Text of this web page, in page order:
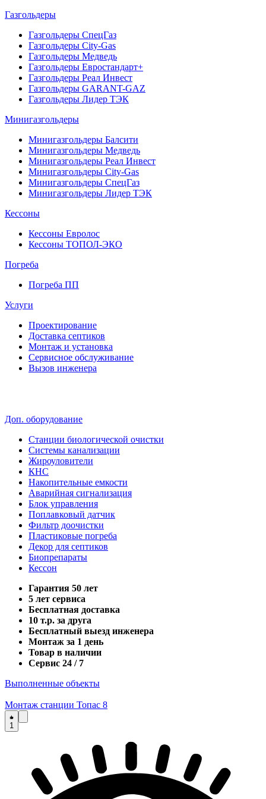
Газгольдеры
Газгольдеры СпецГаз
Газгольдеры City-Gas
Газгольдеры Медведь
Газгольдеры Евростандарт+
Газгольдеры Реал Инвест
Газгольдеры GARANT-GAZ
Газгольдеры Лидер ТЭК
Минигазгольдеры
Минигазгольдеры Балсити
Минигазгольдеры Медведь
Минигазгольдеры Реал Инвест
Минигазгольдеры City-Gas
Минигазгольдеры СпецГаз
Минигазгольдеры Лидер ТЭК
Кессоны
Кессоны Евролос
Кессоны ТОПОЛ-ЭКО
Погребa
Погреба ПП
Услуги
Проектирование
Доставка септиков
Монтаж и установка
Сервисное обслуживание
Вызов инженера
Доп. оборудование
Станции биологической очистки
Системы канализации
Жироуловители
КНС
Накопительные емкости
Аварийная сигнализация
Блок управления
Поплавковый датчик
Фильтр доочистки
Пластиковые погреба
Декор для септиков
Биопрепараты
Кессон
Гарантия 50 лет
5 лет сервиса
Бесплатная доставка
10 т.р. за друга
Бесплатный выезд инженера
Монтаж за 1 день
Товар в наличии
Сервис 24 / 7
Выполненные объекты
Монтаж станции Топас 8
1